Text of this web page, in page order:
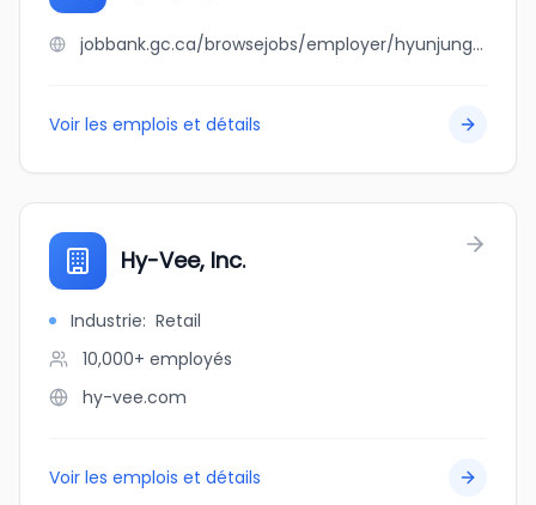
jobbank.gc.ca/browsejobs/employer/hyunjung+kim/ca
Voir les emplois et détails
Hy-Vee, Inc.
Industrie: Retail
10,000+ employés
hy-vee.com
Voir les emplois et détails